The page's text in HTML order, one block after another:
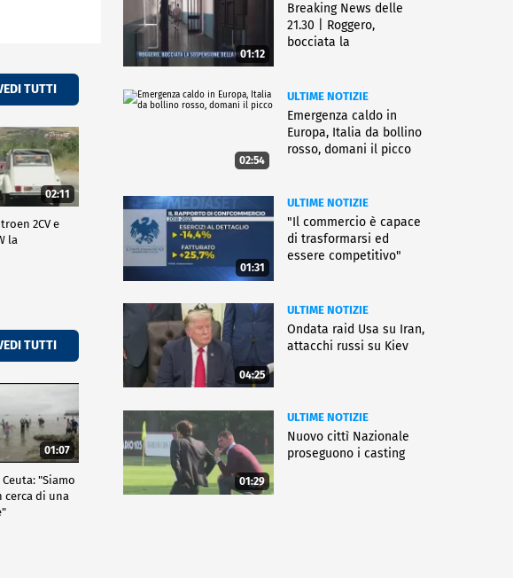
TUTTI
02:11
2CV e
la
TUTTI
01:07
"Siamo
di una
01:12
Breaking News delle
21.30 | Roggero,
bocciata la
02:54
ULTIME NOTIZIE
Emergenza caldo in
Europa, Italia da bollino
rosso, domani il picco
01:31
ULTIME NOTIZIE
"Il commercio è capace
di trasformarsi ed
essere competitivo"
04:25
ULTIME NOTIZIE
Ondata raid Usa su Iran,
attacchi russi su Kiev
01:29
ULTIME NOTIZIE
Nuovo cittì Nazionale
proseguono i casting